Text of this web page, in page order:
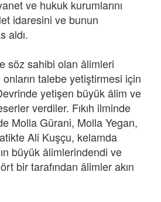
ve hukuk kurumlarını
idaresini ve bunun
aldı.
söz sahibi olan âlimleri
onların talebe yetiştirmesi için
yetişen büyük âlim ve
verdiler. Fıkıh ilminde
Molla Gürani, Molla Yegan,
Ali Kuşçu, kelamda
büyük âlimlerindendi ve
bir tarafından âlimler akın